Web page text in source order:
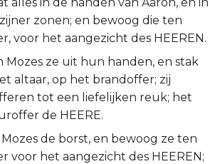
zonen; en bewoog die ten
voor het aangezicht des HEEREN.
Mozes ze uit hun handen, en stak
altaar, op het brandoffer; zij
tot een liefelijken reuk; het
de HEERE.
de borst, en bewoog ze ten
voor het aangezicht des HEEREN;